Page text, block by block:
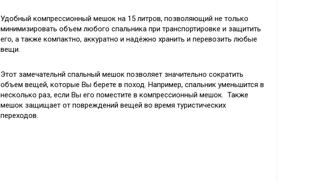
Удобный компрессионный мешок на 15 литров, позволяющий не только
минимизировать объем любого спальника при транспортировке и защитить
его, а также компактно, аккуратно и надёжно хранить и перевозить любые
вещи.
Этот замечательнй спальный мешок позволяет значительно сократить
объем вещей, которые Вы берете в поход. Например, спальник уменьшится в
несколько раз, если Вы его поместите в компрессионный мешок. Также
мешок защищает от повреждений вещей во время туристических
переходов.